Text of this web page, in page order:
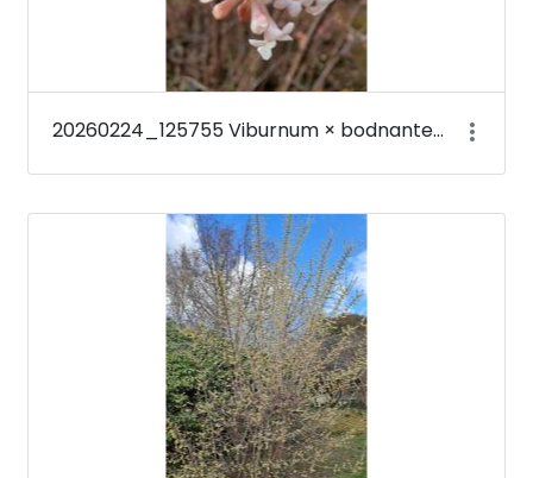
20260224_125755 Viburnum × bodnantense &#39;Deben&#39;